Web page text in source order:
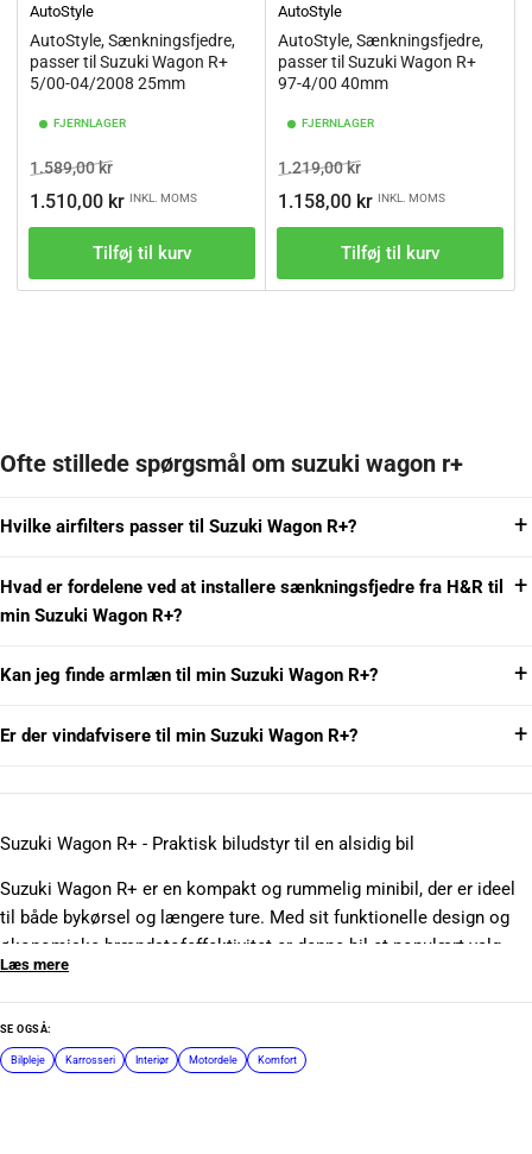
AutoStyle
AutoStyle, Sænkningsfjedre,
passer til Suzuki Wagon R+
5/00-04/2008 25mm
FJERNLAGER
Vejl.pris
1.589,00 krTilbudspris
1.510,00 kr INKL. MOMS
Tilføj til kurv
AutoStyle
AutoStyle, Sænkningsfjedre,
passer til Suzuki Wagon R+
97-4/00 40mm
FJERNLAGER
Vejl.pris
1.219,00 krTilbudspris
1.158,00 kr INKL. MOMS
Tilføj til kurv
Ofte stillede spørgsmål om suzuki wagon r+
Hvilke airfilters passer til Suzuki Wagon R+?
Hvad er fordelene ved at installere sænkningsfjedre fra H&R til
min Suzuki Wagon R+?
Kan jeg finde armlæn til min Suzuki Wagon R+?
Er der vindafvisere til min Suzuki Wagon R+?
Suzuki Wagon R+ - Praktisk biludstyr til en alsidig bil
Suzuki Wagon R+ er en kompakt og rummelig minibil, der er ideel
til både bykørsel og længere ture. Med sit funktionelle design og
økonomiske brændstofeffektivitet er denne bil et populært valg
blandt dem, der søger praktiske og pålidelige transportmuligheder.
For at optimere din køreoplevelse med Wagon R+, tilbyder vi et
bredt udvalg af biludstyr, der kan tilpasses dine behov. Overvej at
investere i et sæt tagbøjler, som giver dig mulighed for at
Læs mere
SE OGSÅ:
Bilpleje Karrosseri Interiør Motordele Komfort